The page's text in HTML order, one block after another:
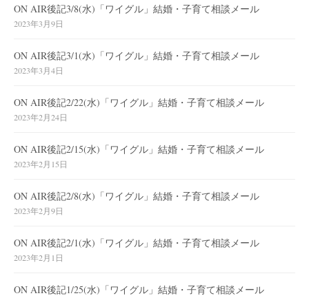
ON AIR後記3/8(水)「ワイグル」結婚・子育て相談メール
2023年3月9日
ON AIR後記3/1(水)「ワイグル」結婚・子育て相談メール
2023年3月4日
ON AIR後記2/22(水)「ワイグル」結婚・子育て相談メール
2023年2月24日
ON AIR後記2/15(水)「ワイグル」結婚・子育て相談メール
2023年2月15日
ON AIR後記2/8(水)「ワイグル」結婚・子育て相談メール
2023年2月9日
ON AIR後記2/1(水)「ワイグル」結婚・子育て相談メール
2023年2月1日
ON AIR後記1/25(水)「ワイグル」結婚・子育て相談メール